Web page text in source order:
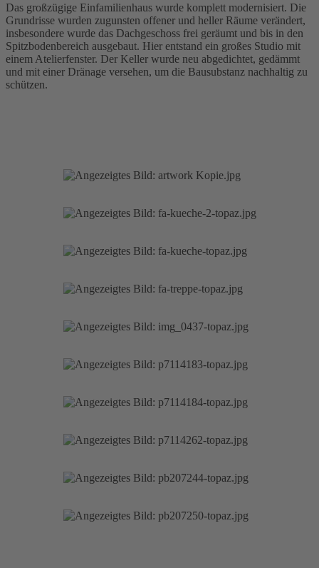
Das großzügige Einfamilienhaus wurde komplett modernisiert. Die
Grundrisse wurden zugunsten offener und heller Räume verändert,
insbesondere wurde das Dachgeschoss frei geräumt und bis in den
Spitzbodenbereich ausgebaut. Hier entstand ein großes Studio mit
einem Atelierfenster. Der Keller wurde neu abgedichtet, gedämmt
und mit einer Dränage versehen, um die Bausubstanz nachhaltig zu
schützen.